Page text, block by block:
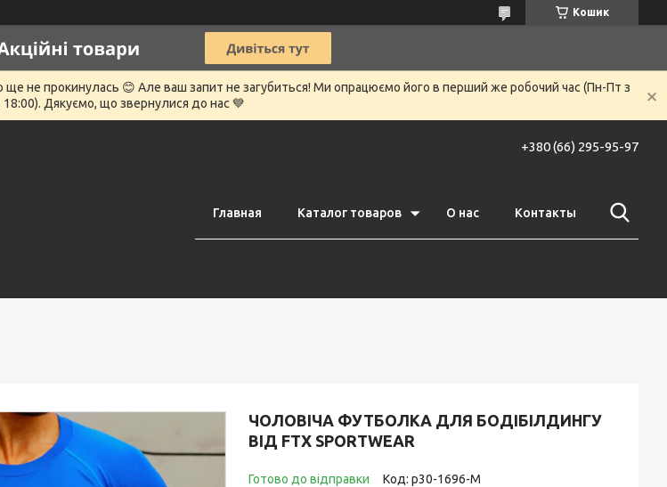
Кошик
не прокинулась 😊 Але ваш запит не загубиться! Ми опрацюємо його в перший же робочий час (Пн-Пт з
18:00). Дякуємо, що звернулися до нас 💙
+380 (66) 295-95-97
Главная Каталог товаров О нас Контакты
ЧОЛОВІЧА ФУТБОЛКА ДЛЯ БОДІБІЛДИНГУ
ВІД FTX SPORTWEAR
Готово до відправки Код: p30-1696-M